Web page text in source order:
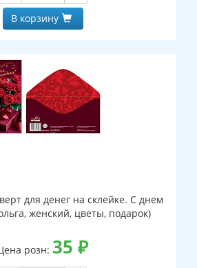
В корзину
для денег на склейке. С днем
женский, цветы, подарок)
розн: 35 ₽